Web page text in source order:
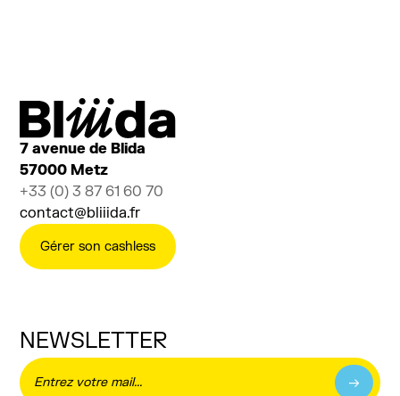
Cie Corps In Situ
DANSE
7 avenue de Blida
57000 Metz
+33 (0) 3 87 61 60 70
contact@bliiida.fr
Gérer son cashless
NEWSLETTER